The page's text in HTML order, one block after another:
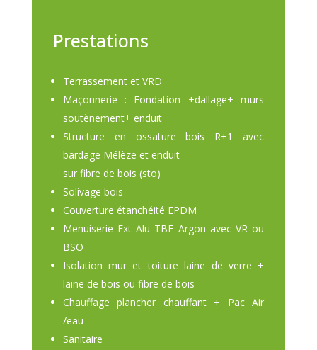
Prestations
Terrassement et VRD
Maçonnerie : Fondation +dallage+ murs
soutènement+ enduit
Structure en ossature bois R+1 avec
bardage Mélèze et enduit
sur fibre de bois (sto)
Solivage bois
Couverture étanchéité EPDM
Menuiserie Ext Alu TBE Argon avec VR ou
BSO
Isolation mur et toiture laine de verre +
laine de bois ou fibre de bois
Chauffage plancher chauffant + Pac Air
/eau
Sanitaire